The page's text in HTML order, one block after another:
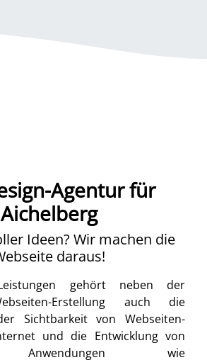
Agentur für
Aichelberg
Ideen? Wir machen die
daraus!
gehört neben der
Erstellung auch die
Sichtbarkeit von Webseiten-
und die Entwicklung von
Anwendungen wie